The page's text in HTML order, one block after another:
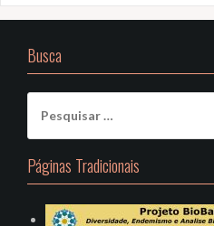
Busca
por:
Páginas Tradicionais